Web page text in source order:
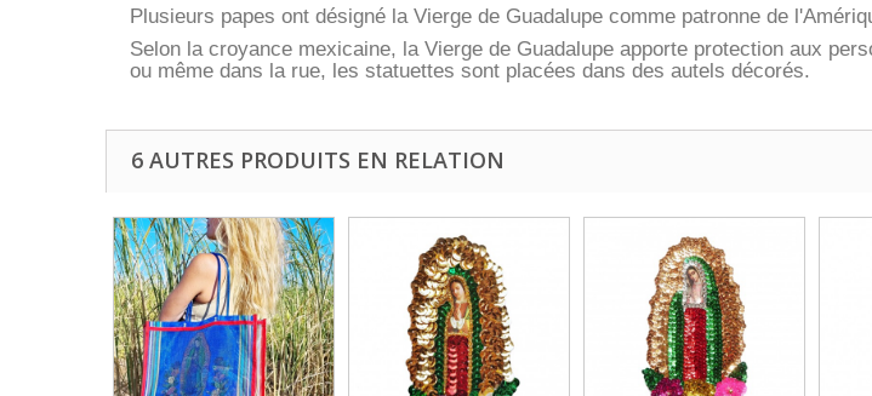
Plusieurs papes ont désigné la Vierge de Guadalupe comme patronne de
Selon la croyance mexicaine, la Vierge de Guadalupe apporte protection aux
ou même dans la rue, les statuettes sont placées dans des autels décorés.
6 AUTRES PRODUITS EN RELATION